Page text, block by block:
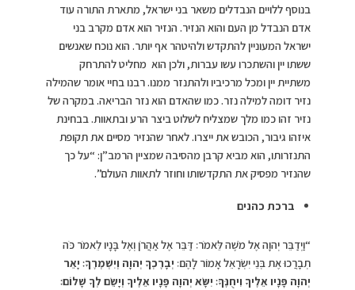
בנוסף ללויים הנבדלים משאר בני ישראל, מתארת התורה עוד
אדם הנבדל מן העם והוא הנזיר. הנזיר הוא אדם מקרב בני
ישראל המעוניין להתקדש ולהיטהר אף יותר. הוא נוכח שאנשים
ששתו יין והשתכרו עשו עברות, ולכן הוא מחליט להתרחק
משתיית יין ומכל מרכיביו ולהתנזר ממנו. רבנו בחיי אומר שהמילה
נזיר דומה למילה נזר. כמו שהאדם הוא נזר הבריאה. במקרה של
נזיר זהו כמו מלך שמצליח לשלוט ביצר הרע ובתאוות. בבחינת
איזהו גיבור, הכובש את ייצרו. לאחר שהנזיר מסיים את תקופת
התנזרותו, הוא מביא קרבן מהסיבה שמציין הרמב”ן: “על כך
שהנזיר מפסיק את התקדשותו וחוזר לתאוות העולם”.
ברכת כהנים
“וַיְדַבֵּר יְהוָה אֶל מֹשֶׁה לֵּאמֹר׃ דַּבֵּר אֶל אַהֲרֹן וְאֶל בָּנָיו לֵאמֹר כֹּה
תְבָרֲכוּ אֶת בְּנֵי יִשְׂרָאֵל אָמוֹר לָהֶם׃ יְבָרֶכְךָ יְהוָה וְיִשְׁמְרֶךָ׃ יָאֵר
יְהוָה פָּנָיו אֵלֶיךָ וִיחֻנֶּךָּ׃ יִשָּׂא יְהוָה פָּנָיו אֵלֶיךָ וְיָשֵׂם לְךָ שָׁלוֹם׃